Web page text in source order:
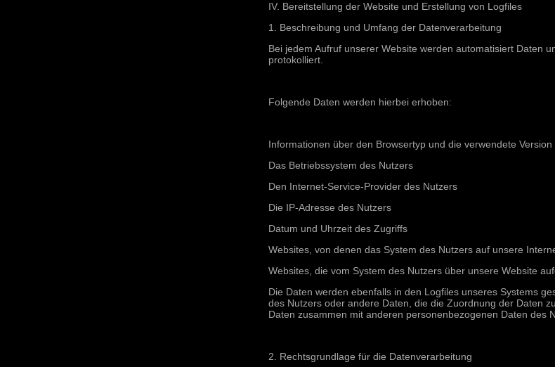
IV. Bereitstellung der Website und Erstellung von Logfiles
1. Beschreibung und Umfang der Datenverarbeitung
Bei jedem Aufruf unserer Website werden automatisiert Daten
protokolliert.
Folgende Daten werden hierbei erhoben:
Informationen über den Browsertyp und die verwendete Version
Das Betriebssystem des Nutzers
Den Internet-Service-Provider des Nutzers
Die IP-Adresse des Nutzers
Datum und Uhrzeit des Zugriffs
Websites, von denen das System des Nutzers auf unsere
Websites, die vom System des Nutzers über unsere Website
Die Daten werden ebenfalls in den Logfiles unseres Systems
des Nutzers oder andere Daten, die die Zuordnung der Daten
Daten zusammen mit anderen personenbezogenen Daten des
2. Rechtsgrundlage für die Datenverarbeitung